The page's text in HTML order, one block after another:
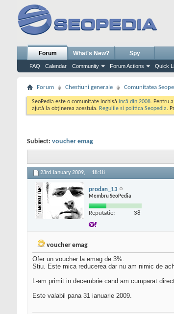
Forum
FAQ Calendar Community Forum Actions Quick
What's New? Spy
Forum Chestiuni generale Comunitatea
SeoPedia este o comunitate inchisă incă din 2008. Pentru
ajută la obținerea acestuia. Regulile si politica Seopedia.
Subiect: voucher emag
23rd January 2009, 18:18
prodan_13
Membru SeoPedia
Reputatie: 38
voucher emag
Ofer un voucher la emag de 3%.
Stiu. Este mica reducerea dar nu am nimic de
L-am primit in decembrie cand am cumparat
Este valabil pana 31 ianuarie 2009.